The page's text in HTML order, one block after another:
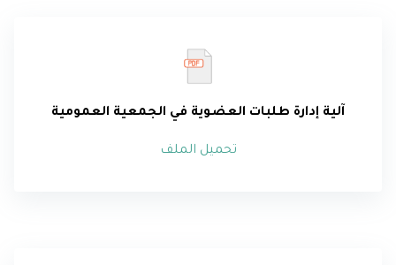
آلية إدارة طلبات العضوية في الجمعية العمومية
تحميل الملف